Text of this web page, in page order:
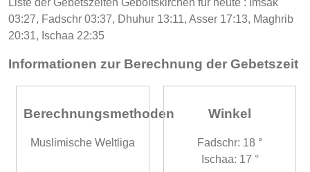
03:27, Fadschr 03:37, Dhuhur 13:11, Asser 17:13, Maghrib
20:31, Ischaa 22:35
Informationen zur Berechnung der Gebetszeit
Berechnungsmethoden
Muslimische Weltliga
Winkel
Fadschr: 18 °
Ischaa: 17 °